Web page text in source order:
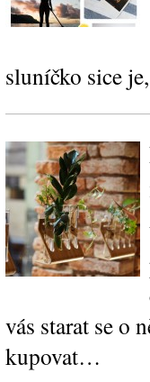
sluníčko sice
vás starat se o
kupovat…